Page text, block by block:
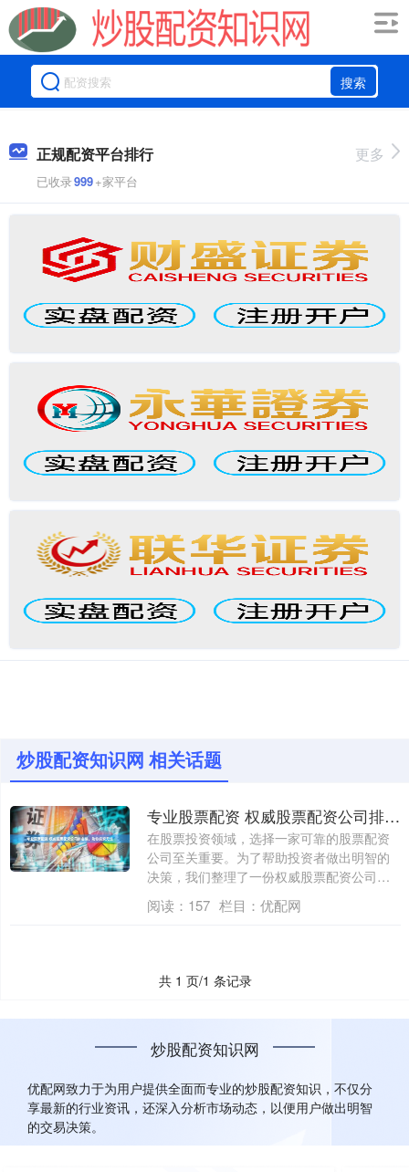
搜索
正规配资平台排行
已收录999+家平台
更多
炒股配资知识网 相关话题
专业股票配资 权威股票配资公司排名榜，助你投资无忧
在股票投资领域，选择一家可靠的股票配资
公司至关重要。为了帮助投资者做出明智的
决策，我们整理了一份权威股票配资公司排
名榜，....
阅读： 157 栏目： 优配网
共 1 页/1 条记录
炒股配资知识网
优配网致力于为用户提供全面而专业的炒股配资知识，不仅分
享最新的行业资讯，还深入分析市场动态，以便用户做出明智
的交易决策。